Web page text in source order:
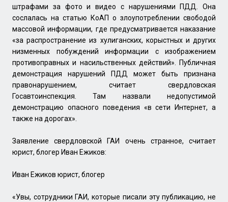
штрафами за фото и видео с нарушениями ПДД. Она
сослалась на статью КоАП о злоупотреблении свободой
массовой информации, где предусматривается наказание
«за распространение из хулиганских, корыстных и других
низменных побуждений информации с изображением
противоправных и насильственных действий». Публичная
демонстрация нарушений ПДД может быть признана
правонарушением, считает свердловская
Госавтоинспекция. Там назвали недопустимой
демонстрацию опасного поведения «в сети Интернет, а
также на дорогах».
Заявление свердловской ГАИ очень странное, считает
юрист, блогер Иван Ежиков:
Иван Ежиков юрист, блогер
«Увы, сотрудники ГАИ, которые писали эту публикацию, не